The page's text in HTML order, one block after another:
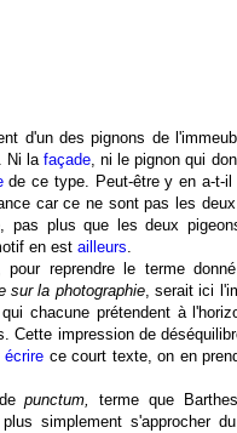
d'un des pignons de
Ni la façade, ni le pignon qui
de ce type. Peut-être y en a-t-il
car ce ne sont pas les
pas plus que les deux
en est ailleurs.
pour reprendre le terme
sur la photographie, serait ici
chacune prétendent à
Cette impression de
écrirece court texte, on en
depunctum,
terme que
simplement s'approcher du